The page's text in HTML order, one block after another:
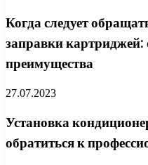
Когда следует
заправки картриджей:
преимущества
27.07.2023
Установка
обратиться к